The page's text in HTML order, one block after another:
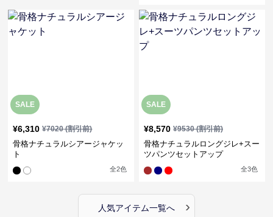
SALE
¥6,310 ¥7020(割引前)
骨格ナチュラルシアージャケッ
ト
全2色
SALE
¥8,570 ¥9530(割引前)
骨格ナチュラルロングジレ+スー
ツパンツセットアップ
全3色
人気アイテム一覧へ ›